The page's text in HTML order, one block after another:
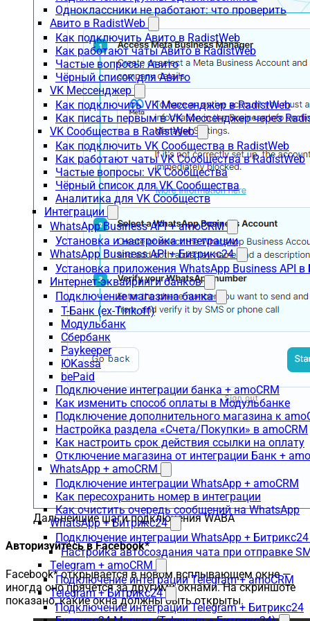
Одноклассники не работают: что проверить
Авито в RadistWeb
Как подключить Авито в RadistWeb
Как работают чаты Авито в RadistWeb
Частые вопросы: Авито
Чёрный список для Авито
VK Мессенджер
Как подключить VK Мессенджер в RadistWeb
Как писать первым в VK Мессенджер через
VK Сообщества в RadistWeb
Как подключить VK Сообщества в RadistWeb
Как работают чаты VK Сообщества в RadistWeb
Частые вопросы: VK Сообщества
Чёрный список для VK Сообщества
Аналитика для VK Сообществ
Интеграции
WhatsApp Business API + amoCRM
Установка и настройка интеграции
WhatsApp Business API + Битрикс24
Установка приложения WhatsApp Business API
Интернет-эквайринги банков
Подключение магазина банка
Т-Банк (ex-Tinkoff)
Модульбанк
Сбербанк
Paykeeper
ЮKassa
bePaid
Подключение интеграции банка + amoCRM
Как изменить способ оплаты в Модульбанке
Подключение дополнительного магазина к
Настройка раздела «Счета/Покупки» в amoCRM
Как настроить срок действия ссылки на оплату
Отключение магазина от интеграции Банк +
WhatsApp + amoCRM
Подключение интеграции WhatsApp + amoCRM
Как пересохранить номер в интеграции
Как очистить очередь сообщений на WhatsApp
WhatsApp + Битрикс24
Подключение интеграции WhatsApp + Битрикс24
Настройка автосоздания чата при отправке
Telegram + amoCRM
Подключение интеграции Telegram + amoCRM
Telegram + Битрикс24
Подключение интеграции Telegram + Битрикс24
Дальнейшие шаги подключения WABA
Авторизуйтесь в Facebook*
Facebook* открывается в новом всплывающем окне —
иногда оно прячется за другими окнами. На скриншоте
показано, какие окна должны быть открыты.